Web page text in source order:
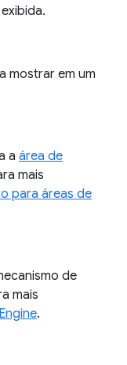
mostrar em um
a área de
mais
para áreas de
de
mais
.